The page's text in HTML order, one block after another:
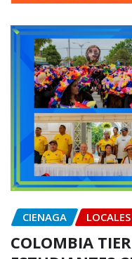
CIENAGA LOCALES
COLOMBIA